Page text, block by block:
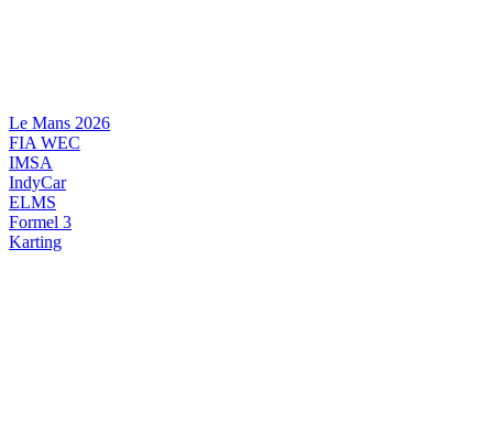
Le Mans 2026
FIA WEC
IMSA
IndyCar
ELMS
Formel 3
Karting